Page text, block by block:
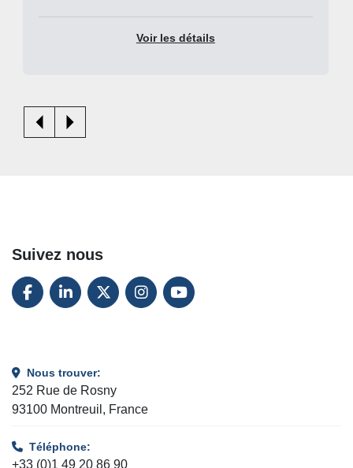
Voir les détails
Suivez nous
FACEBOOK
LINKEDINTWITTERINSTAGRAM
YOUTUBE
Nous trouver:
252 Rue de Rosny
93100 Montreuil, France
Téléphone:
+33 (0)1 49 20 86 90